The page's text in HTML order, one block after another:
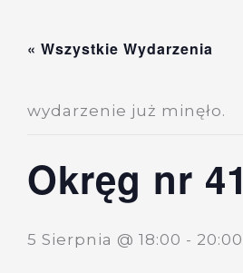
« Wszystkie Wydarzenia
wydarzenie już minęło.
Okręg nr 41
5 Sierpnia @ 18:00 - 20:00